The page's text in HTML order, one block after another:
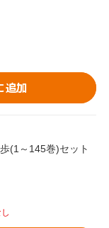
追加
(1～145巻)セット